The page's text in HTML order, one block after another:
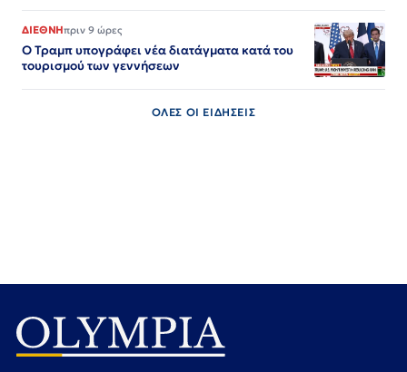
ΔΙΕΘΝΗπριν 9 ώρες
Ο Τραμπ υπογράφει νέα διατάγματα κατά του
τουρισμού των γεννήσεων
ΟΛΕΣ ΟΙ ΕΙΔΗΣΕΙΣ